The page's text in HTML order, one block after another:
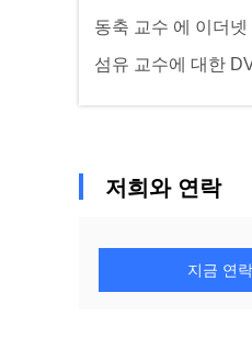
동축 교수 에 이더넷
섬유 교수에 대한
저희와 연락
지금 연